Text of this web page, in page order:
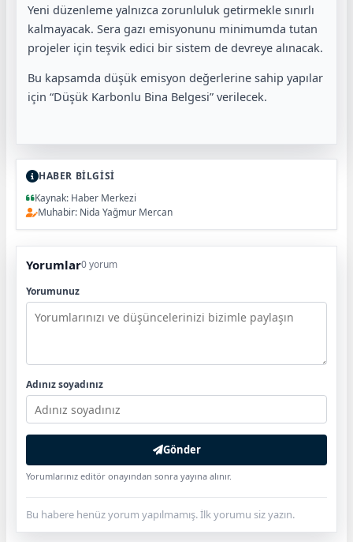
Yeni düzenleme yalnızca zorunluluk getirmekle sınırlı
kalmayacak. Sera gazı emisyonunu minimumda tutan
projeler için teşvik edici bir sistem de devreye alınacak.
Bu kapsamda düşük emisyon değerlerine sahip yapılar
için “Düşük Karbonlu Bina Belgesi” verilecek.
HABER BİLGİSİ
Kaynak: Haber Merkezi
Muhabir: Nida Yağmur Mercan
Yorumlar0 yorum
Yorumunuz
Adınız soyadınız
Gönder
Yorumlarınız editör onayından sonra yayına alınır.
Bu habere henüz yorum yapılmamış. İlk yorumu siz yazın.